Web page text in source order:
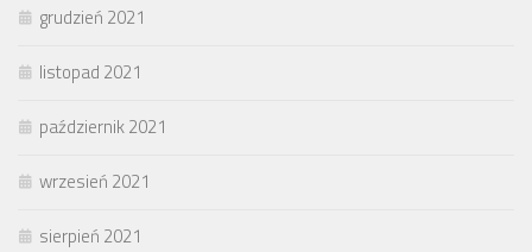
grudzień 2021
listopad 2021
październik 2021
wrzesień 2021
sierpień 2021